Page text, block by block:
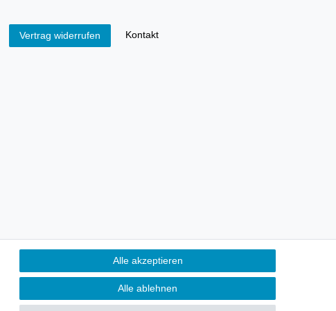
Vertrag widerrufen Kontakt
Alle akzeptieren
Alle ablehnen